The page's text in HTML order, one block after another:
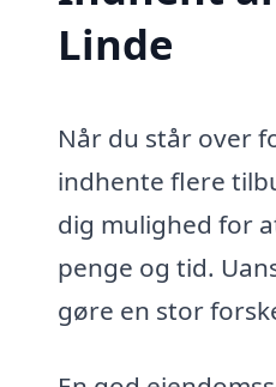
Linde
Når du står over
indhente flere
dig mulighed for
penge og tid.
gøre en stor